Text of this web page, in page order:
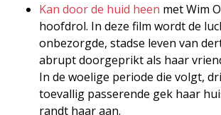
Kan door de huid heen met Wim
hoofdrol. In deze film wordt de
onbezorgde, stadse leven van
abrupt doorgeprikt als haar
In de woelige periode die volgt,
toevallig passerende gek haar
randt haar aan.